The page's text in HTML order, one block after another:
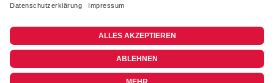
+49 (0)2133 210433
shop@dienadel.de
Kieler Str. 18 - 41540 Dormagen
Kundenmeinungen